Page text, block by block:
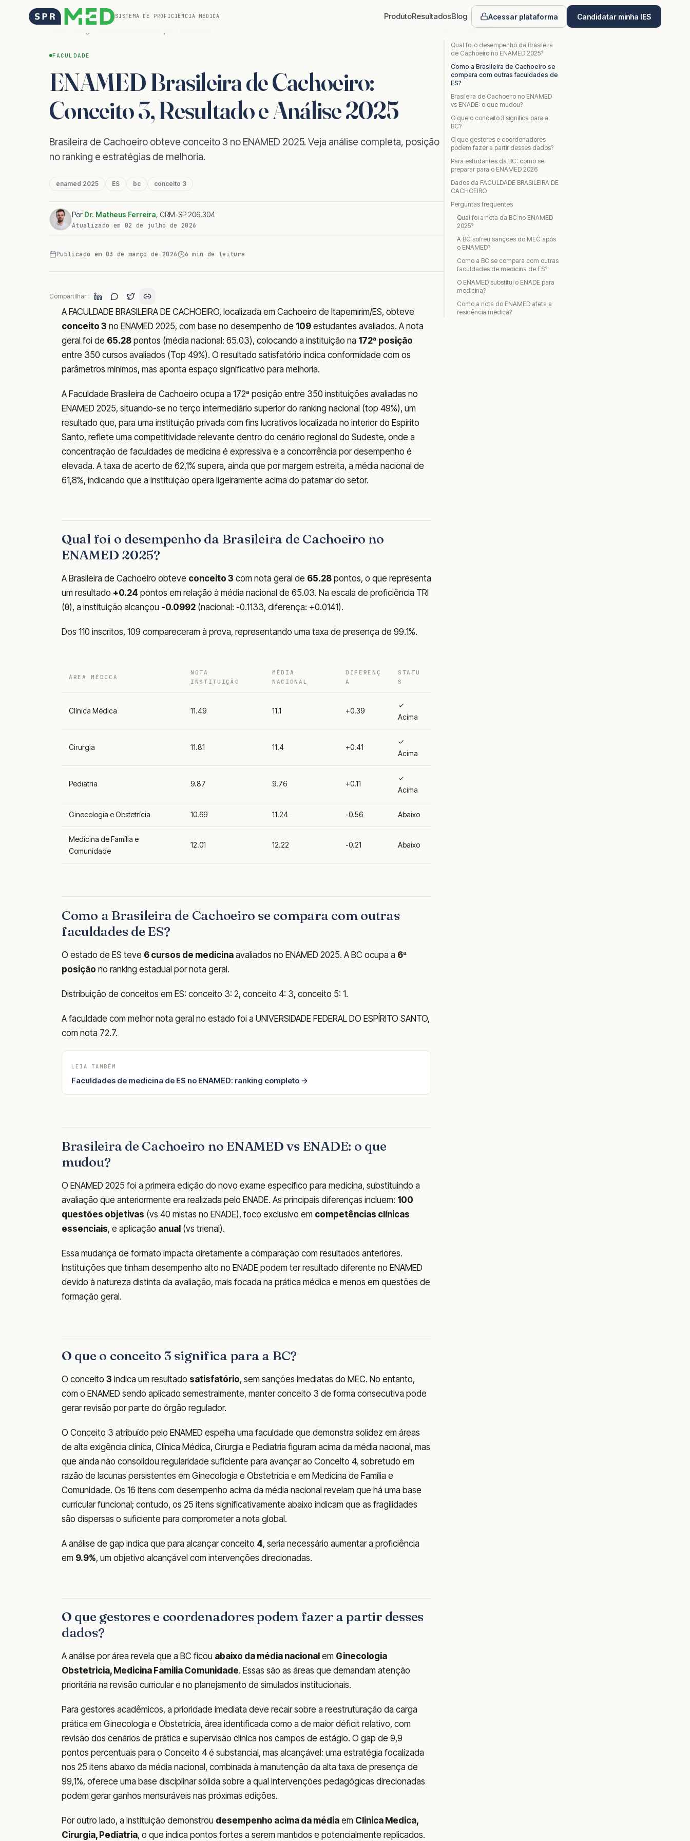
SISTEMA DE PROFICIÊNCIA MÉDICA ProdutoResultadosBlog Acessar plataforma
Candidatar minha IES
FACULDADE
ENAMED Brasileira de Cachoeiro:
Conceito 3, Resultado e Análise 2025
Brasileira de Cachoeiro obteve conceito 3 no ENAMED 2025. Veja análise completa, posição
no ranking e estratégias de melhoria.
enamed 2025 ES bc conceito 3
Por Dr. Matheus Ferreira, CRM-SP 206.304
Atualizado em 02 de julho de 2026
Publicado em 03 de março de 2026 6 min de leitura
Compartilhar:
A FACULDADE BRASILEIRA DE CACHOEIRO, localizada em Cachoeiro de Itapemirim/ES, obteve
conceito 3 no ENAMED 2025, com base no desempenho de 109 estudantes avaliados. A nota
geral foi de 65.28 pontos (média nacional: 65.03), colocando a instituição na 172ª posição
entre 350 cursos avaliados (Top 49%). O resultado satisfatório indica conformidade com os
parâmetros mínimos, mas aponta espaço significativo para melhoria.
A Faculdade Brasileira de Cachoeiro ocupa a 172ª posição entre 350 instituições avaliadas no
ENAMED 2025, situando-se no terço intermediário superior do ranking nacional (top 49%), um
resultado que, para uma instituição privada com fins lucrativos localizada no interior do Espírito
Santo, reflete uma competitividade relevante dentro do cenário regional do Sudeste, onde a
concentração de faculdades de medicina é expressiva e a concorrência por desempenho é
elevada. A taxa de acerto de 62,1% supera, ainda que por margem estreita, a média nacional de
61,8%, indicando que a instituição opera ligeiramente acima do patamar do setor.
Qual foi o desempenho da Brasileira de Cachoeiro no
ENAMED 2025?
A Brasileira de Cachoeiro obteve conceito 3 com nota geral de 65.28 pontos, o que representa
um resultado +0.24 pontos em relação à média nacional de 65.03. Na escala de proficiência TRI
(θ), a instituição alcançou -0.0992 (nacional: -0.1133, diferença: +0.0141).
Dos 110 inscritos, 109 compareceram à prova, representando uma taxa de presença de 99.1%.
ÁREA MÉDICA
NOTA
INSTITUIÇÃO
MÉDIA
NACIONAL
DIFERENÇ
A
STATU
S
Clínica Médica 11.49 11.1 +0.39
✓
Acima
Cirurgia 11.81 11.4 +0.41
✓
Acima
Pediatria 9.87 9.76 +0.11
✓
Acima
Ginecologia e Obstetrícia 10.69 11.24 -0.56 Abaixo
Medicina de Família e
Comunidade
12.01 12.22 -0.21 Abaixo
Como a Brasileira de Cachoeiro se compara com outras
faculdades de ES?
O estado de ES teve 6 cursos de medicina avaliados no ENAMED 2025. A BC ocupa a 6ª
posição no ranking estadual por nota geral.
Distribuição de conceitos em ES: conceito 3: 2, conceito 4: 3, conceito 5: 1.
A faculdade com melhor nota geral no estado foi a UNIVERSIDADE FEDERAL DO ESPÍRITO SANTO,
com nota 72.7.
LEIA TAMBÉM
Faculdades de medicina de ES no ENAMED: ranking completo →
Brasileira de Cachoeiro no ENAMED vs ENADE: o que
mudou?
O ENAMED 2025 foi a primeira edição do novo exame específico para medicina, substituindo a
avaliação que anteriormente era realizada pelo ENADE. As principais diferenças incluem: 100
questões objetivas (vs 40 mistas no ENADE), foco exclusivo em competências clínicas
essenciais, e aplicação anual (vs trienal).
Essa mudança de formato impacta diretamente a comparação com resultados anteriores.
Instituições que tinham desempenho alto no ENADE podem ter resultado diferente no ENAMED
devido à natureza distinta da avaliação, mais focada na prática médica e menos em questões de
formação geral.
O que o conceito 3 significa para a BC?
O conceito 3 indica um resultado satisfatório, sem sanções imediatas do MEC. No entanto,
com o ENAMED sendo aplicado semestralmente, manter conceito 3 de forma consecutiva pode
gerar revisão por parte do órgão regulador.
O Conceito 3 atribuído pelo ENAMED espelha uma faculdade que demonstra solidez em áreas
de alta exigência clínica, Clínica Médica, Cirurgia e Pediatria figuram acima da média nacional, mas
que ainda não consolidou regularidade suficiente para avançar ao Conceito 4, sobretudo em
razão de lacunas persistentes em Ginecologia e Obstetrícia e em Medicina de Família e
Comunidade. Os 16 itens com desempenho acima da média nacional revelam que há uma base
curricular funcional; contudo, os 25 itens significativamente abaixo indicam que as fragilidades
são dispersas o suficiente para comprometer a nota global.
A análise de gap indica que para alcançar conceito 4, seria necessário aumentar a proficiência
em 9.9%, um objetivo alcançável com intervenções direcionadas.
O que gestores e coordenadores podem fazer a partir desses
dados?
A análise por área revela que a BC ficou abaixo da média nacional em Ginecologia
Obstetricia, Medicina Familia Comunidade. Essas são as áreas que demandam atenção
prioritária na revisão curricular e no planejamento de simulados institucionais.
Para gestores acadêmicos, a prioridade imediata deve recair sobre a reestruturação da carga
prática em Ginecologia e Obstetrícia, área identificada como a de maior déficit relativo, com
revisão dos cenários de prática e supervisão clínica nos campos de estágio. O gap de 9,9
pontos percentuais para o Conceito 4 é substancial, mas alcançável: uma estratégia focalizada
nos 25 itens abaixo da média nacional, combinada à manutenção da alta taxa de presença de
99,1%, oferece uma base disciplinar sólida sobre a qual intervenções pedagógicas direcionadas
podem gerar ganhos mensuráveis nas próximas edições.
Por outro lado, a instituição demonstrou desempenho acima da média em Clinica Medica,
Cirurgia, Pediatria, o que indica pontos fortes a serem mantidos e potencialmente replicados.
NESTE ARTIGO
Qual foi o desempenho da Brasileira
de Cachoeiro no ENAMED 2025?
Como a Brasileira de Cachoeiro se
compara com outras faculdades de
ES?
Brasileira de Cachoeiro no ENAMED
vs ENADE: o que mudou?
O que o conceito 3 significa para a
BC?
O que gestores e coordenadores
podem fazer a partir desses dados?
Para estudantes da BC: como se
preparar para o ENAMED 2026
Dados da FACULDADE BRASILEIRA DE
CACHOEIRO
Perguntas frequentes
Qual foi a nota da BC no ENAMED
2025?
A BC sofreu sanções do MEC após
o ENAMED?
Como a BC se compara com outras
faculdades de medicina de ES?
O ENAMED substitui o ENADE para
medicina?
Como a nota do ENAMED afeta a
residência médica?